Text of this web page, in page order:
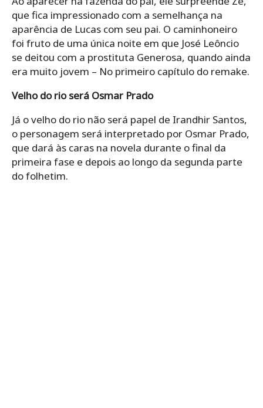
que fica impressionado com a semelhança na
aparência de Lucas com seu pai. O caminhoneiro
foi fruto de uma única noite em que José Leôncio
se deitou com a prostituta Generosa, quando ainda
era muito jovem – No primeiro capítulo do remake.
Velho do rio será Osmar Prado
Já o velho do rio não será papel de Irandhir Santos,
o personagem será interpretado por Osmar Prado,
que dará às caras na novela durante o final da
primeira fase e depois ao longo da segunda parte
do folhetim.